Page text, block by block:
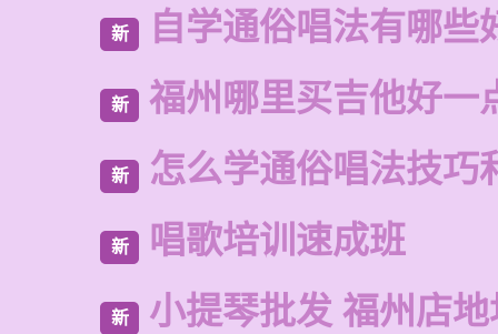
新 自学通俗唱法有哪些
新 福州哪里买吉他好一
新 怎么学通俗唱法技巧
新 唱歌培训速成班
新 小提琴批发 福州店